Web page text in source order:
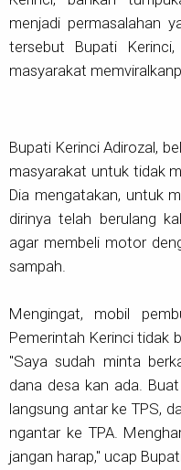
menjadi permasalahan
tersebut Bupati
masyarakat
Bupati Kerinci Adirozal,
masyarakat untuk tidak
Dia mengatakan, untuk
dirinya telah berulang
agar membeli motor
sampah.
Mengingat, mobil
Pemerintah Kerinci tidak
"Saya sudah minta
dana desa kan ada.
langsung antar ke TPS,
ngantar ke TPA.
jangan harap," ucap